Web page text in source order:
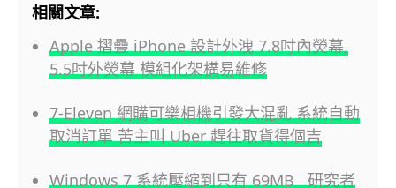
相關文章:
Apple 摺疊 iPhone 設計外洩 7.8吋內熒幕,
5.5吋外熒幕 模組化架構易維修
7-Eleven 網購可樂相機引發大混亂 系統自動
取消訂單 苦主叫 Uber 趕往取貨得個吉
Windows 7 系統壓縮到只有 69MB 研究者